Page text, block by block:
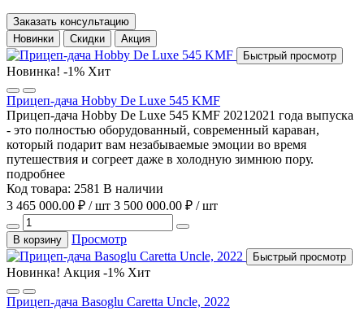
Заказать консультацию
Новинки
Скидки
Акция
Быстрый просмотр
Новинка! -1% Хит
Прицеп-дача Hobby De Luxe 545 KMF
Прицеп-дача Hobby De Luxe 545 KMF 20212021 года выпуска
- это полностью оборудованный, современный караван,
который подарит вам незабываемые эмоции во время
путешествия и согреет даже в холодную зимнюю пору.
подробнее
Код товара: 2581 В наличии
3 465 000.00 ₽ / шт 3 500 000.00 ₽ / шт
В корзину Просмотр
Быстрый просмотр
Новинка! Акция -1% Хит
Прицеп-дача Basoglu Caretta Uncle, 2022